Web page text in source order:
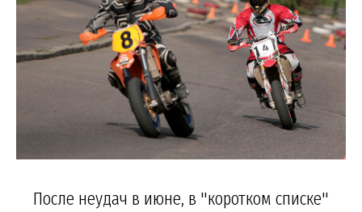
После неудач в июне, в "коротком списке"